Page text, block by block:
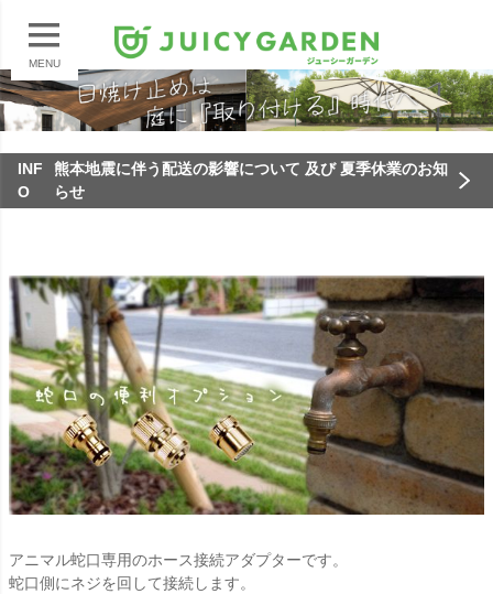
MENU
INF
O
熊本地震に伴う配送の影響について 及び 夏季休業のお知
らせ
アニマル蛇口専用のホース接続アダプターです。
蛇口側にネジを回して接続します。